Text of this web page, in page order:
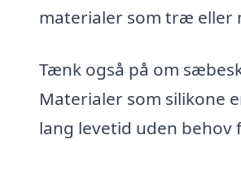
materialer som træ eller
Tænk også på om
Materialer som silikone
lang levetid uden